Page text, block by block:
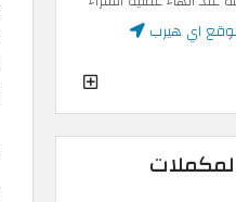
موقع اي هيرب
10% على المكملات